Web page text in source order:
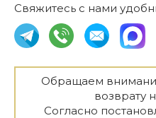
Свяжитесь с нами
Обращаем
возврату
Согласно